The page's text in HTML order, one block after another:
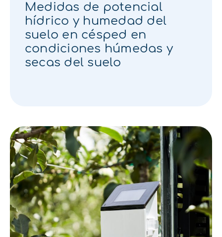
Medidas de potencial
hídrico y humedad del
suelo en césped en
condiciones húmedas y
secas del suelo